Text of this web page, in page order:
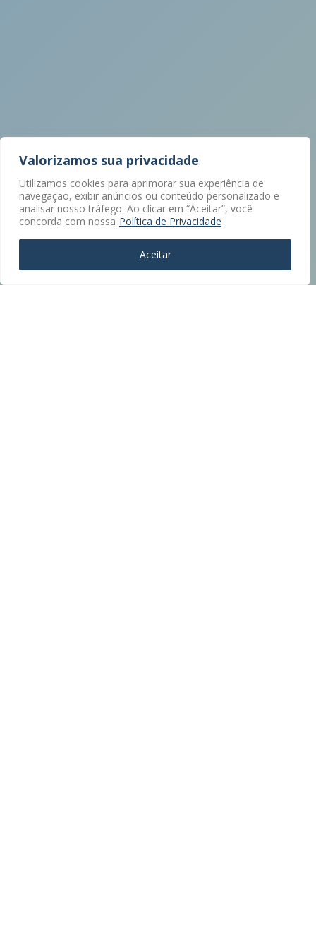
Valorizamos sua privacidade
Utilizamos cookies para aprimorar sua experiência de
navegação, exibir anúncios ou conteúdo personalizado e
analisar nosso tráfego. Ao clicar em “Aceitar”, você
concorda com nossa Política de Privacidade
Aceitar